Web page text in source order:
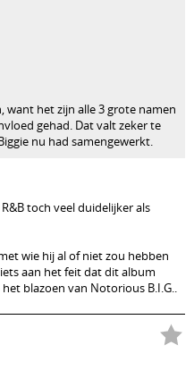
want het zijn alle 3 grote namen
gehad. Dat valt zeker te
nu had samengewerkt.
toch veel duidelijker als
wie hij al of niet zou hebben
aan het feit dat dit album
blazoen van Notorious B.I.G..